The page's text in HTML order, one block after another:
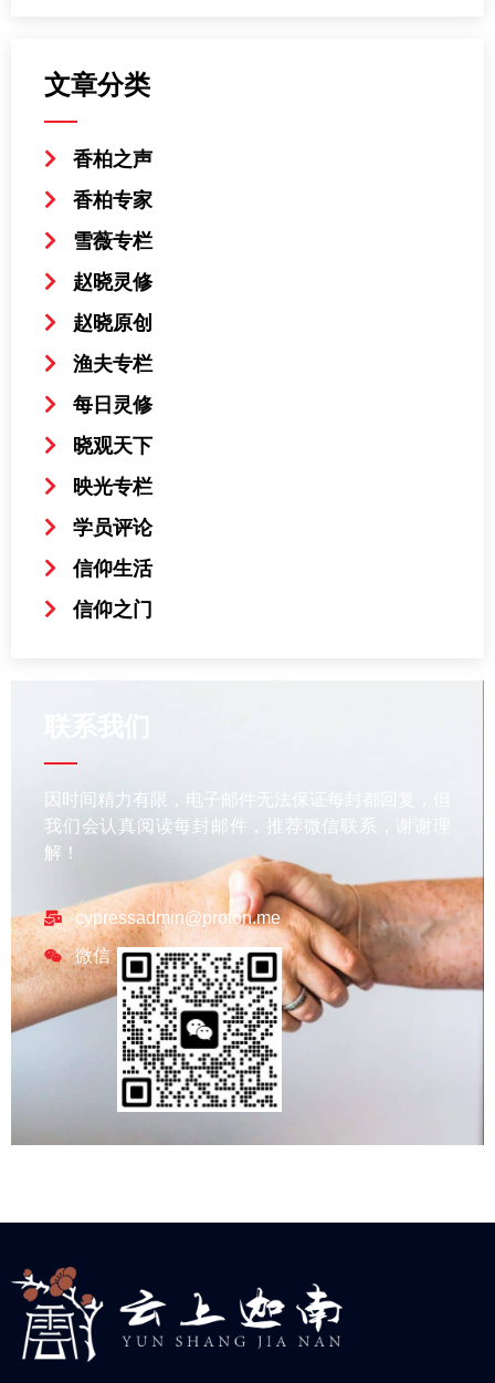
文章分类
香柏之声
香柏专家
雪薇专栏
赵晓灵修
赵晓原创
渔夫专栏
每日灵修
晓观天下
映光专栏
学员评论
信仰生活
信仰之门
因时间精力有限，电子邮件无法保证每封都回复，但
我们会认真阅读每封邮件，推荐微信联系，谢谢理
解！
cypressadmin@proton.me
微信